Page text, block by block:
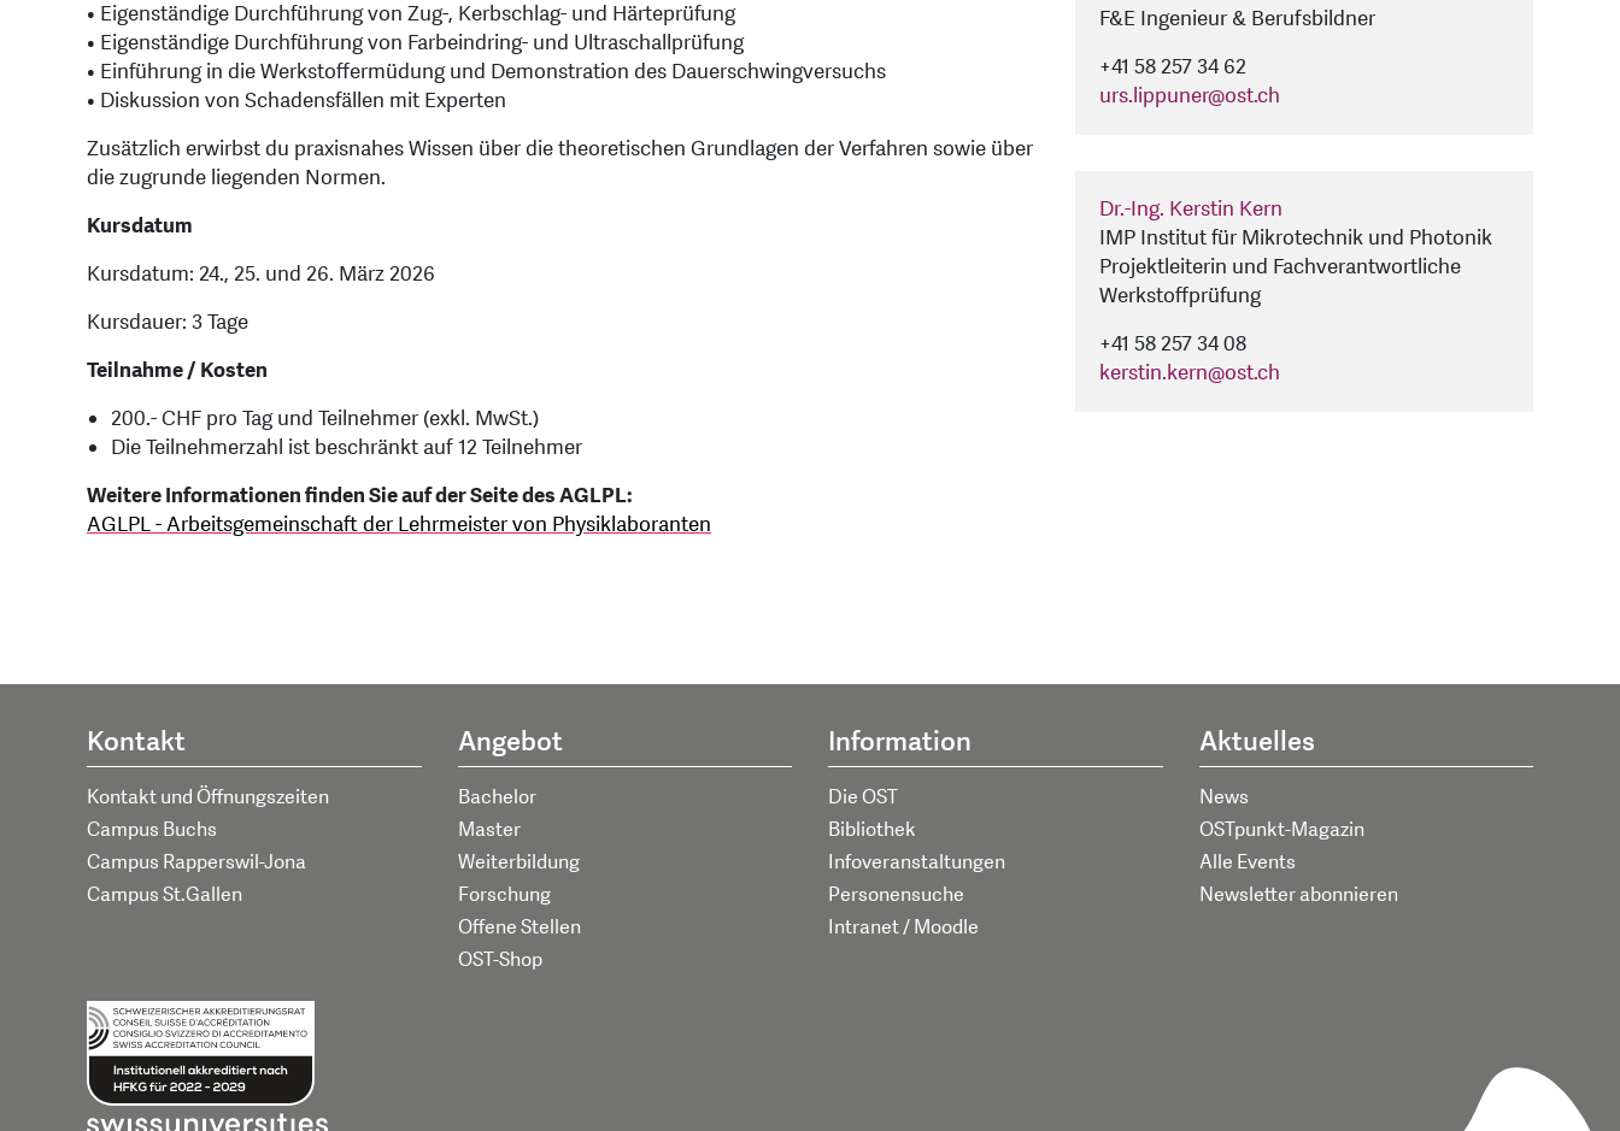
• Eigenständige Durchführung von Zug-, Kerbschlag- und Härteprüfung
• Eigenständige Durchführung von Farbeindring- und Ultraschallprüfung
• Einführung in die Werkstoffermüdung und Demonstration des Dauerschwingversuchs
• Diskussion von Schadensfällen mit Experten
Zusätzlich erwirbst du praxisnahes Wissen über die theoretischen Grundlagen der Verfahren sowie über
die zugrunde liegenden Normen.
Kursdatum
Kursdatum: 24., 25. und 26. März 2026
Kursdauer: 3 Tage
Teilnahme / Kosten
200.- CHF pro Tag und Teilnehmer (exkl. MwSt.)
Die Teilnehmerzahl ist beschränkt auf 12 Teilnehmer
Weitere Informationen finden Sie auf der Seite des AGLPL:
AGLPL - Arbeitsgemeinschaft der Lehrmeister von Physiklaboranten
F&E Ingenieur & Berufsbildner
+41 58 257 34 62
urs.lippuner@ost.ch
Dr.-Ing. Kerstin Kern
IMP Institut für Mikrotechnik und Photonik
Projektleiterin und Fachverantwortliche
Werkstoffprüfung
+41 58 257 34 08
kerstin.kern@ost.ch
Kontakt
Kontakt und Öffnungszeiten
Campus Buchs
Campus Rapperswil-Jona
Campus St.Gallen
Angebot
Bachelor
Master
Weiterbildung
Forschung
Offene Stellen
OST-Shop
Information
Die OST
Bibliothek
Infoveranstaltungen
Personensuche
Intranet / Moodle
Aktuelles
News
OSTpunkt-Magazin
Alle Events
Newsletter abonnieren